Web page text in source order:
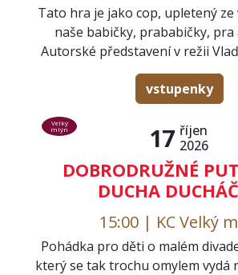
Tato hra je jako cop, upletený
naše babičky, prababičky,
Autorské představení v režii
vstupenky
17 říjen
2026
DOBRODRUŽNÉ
DUCHA
Velký
mlýn
15:00 | KC Velký
Pohádka pro děti o malém
který se tak trochu omylem vydá